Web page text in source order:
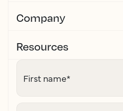
Company
Resources
First name*